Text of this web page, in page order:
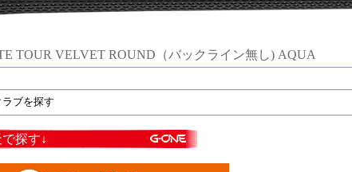
TOUR VELVET ROUND（バックライン無し) AQUA
ブを探す
探す↓